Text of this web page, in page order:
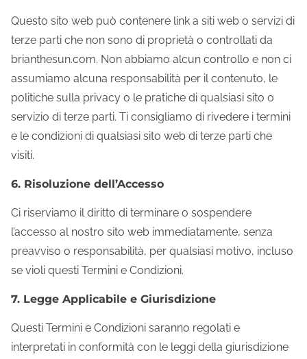
Questo sito web può contenere link a siti web o servizi di
terze parti che non sono di proprietà o controllati da
brianthesun.com. Non abbiamo alcun controllo e non ci
assumiamo alcuna responsabilità per il contenuto, le
politiche sulla privacy o le pratiche di qualsiasi sito o
servizio di terze parti. Ti consigliamo di rivedere i termini
e le condizioni di qualsiasi sito web di terze parti che
visiti.
6. Risoluzione dell’Accesso
Ci riserviamo il diritto di terminare o sospendere
l’accesso al nostro sito web immediatamente, senza
preavviso o responsabilità, per qualsiasi motivo, incluso
se violi questi Termini e Condizioni.
7. Legge Applicabile e Giurisdizione
Questi Termini e Condizioni saranno regolati e
interpretati in conformità con le leggi della giurisdizione